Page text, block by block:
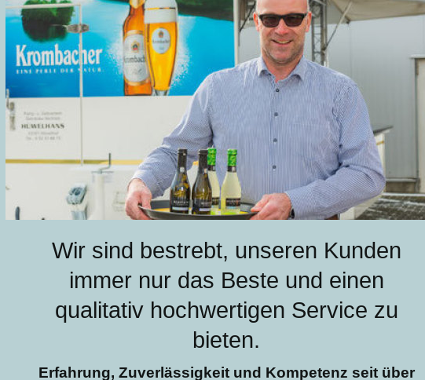
Wir sind bestrebt, unseren Kunden
immer nur das Beste und einen
qualitativ hochwertigen Service zu
bieten.
Erfahrung, Zuverlässigkeit und Kompetenz seit über